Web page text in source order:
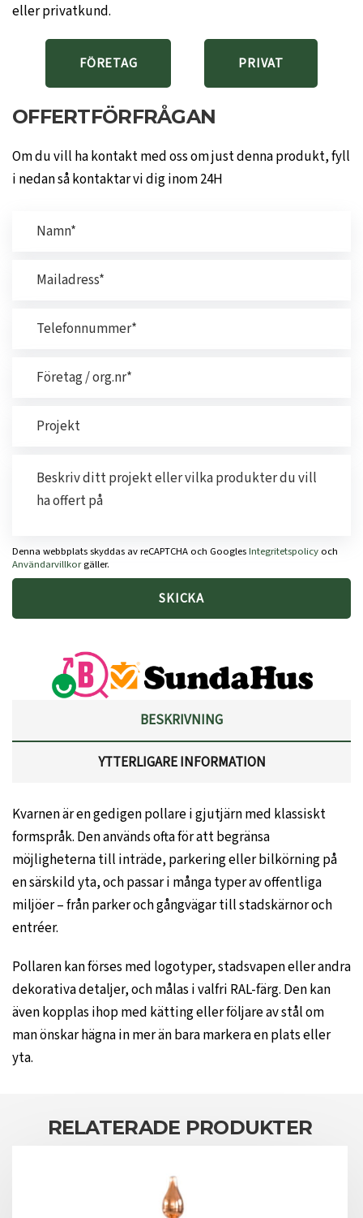
eller privatkund.
FÖRETAG PRIVAT
OFFERTFÖRFRÅGAN
Om du vill ha kontakt med oss om just denna produkt, fyll
i nedan så kontaktar vi dig inom 24H
Denna webbplats skyddas av reCAPTCHA och GooglesIntegritetspolicy och
Användarvillkorgäller.
BESKRIVNING
YTTERLIGARE INFORMATION
Kvarnen är en gedigen pollare i gjutjärn med klassiskt
formspråk. Den används ofta för att begränsa
möjligheterna till inträde, parkering eller bilkörning på
en särskild yta, och passar i många typer av offentliga
miljöer – från parker och gångvägar till stadskärnor och
entréer.
Pollaren kan förses med logotyper, stadsvapen eller andra
dekorativa detaljer, och målas i valfri RAL-färg. Den kan
även kopplas ihop med kätting eller följare av stål om
man önskar hägna in mer än bara markera en plats eller
yta.
RELATERADE PRODUKTER